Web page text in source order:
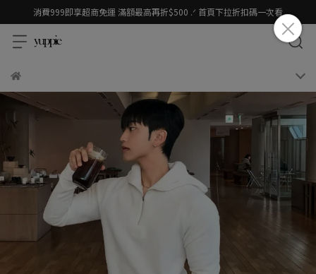
消費999即享超商免運 滿額最高再折$500 .ᐟ 首頁下拉折扣碼一次看